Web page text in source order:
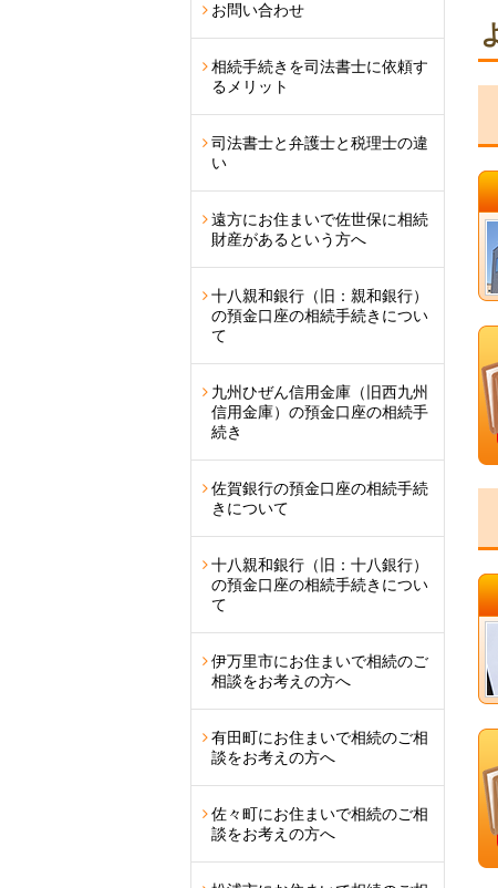
お問い合わせ
相続手続きを司法書士に依頼す
るメリット
司法書士と弁護士と税理士の違
い
遠方にお住まいで佐世保に相続
財産があるという方へ
十八親和銀行（旧：親和銀行）
の預金口座の相続手続きについ
て
九州ひぜん信用金庫（旧西九州
信用金庫）の預金口座の相続手
続き
佐賀銀行の預金口座の相続手続
きについて
十八親和銀行（旧：十八銀行）
の預金口座の相続手続きについ
て
伊万里市にお住まいで相続のご
相談をお考えの方へ
有田町にお住まいで相続のご相
談をお考えの方へ
佐々町にお住まいで相続のご相
談をお考えの方へ